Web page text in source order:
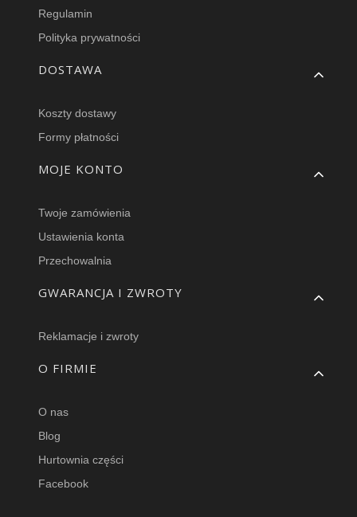
Regulamin
Polityka prywatności
DOSTAWA
Koszty dostawy
Formy płatności
MOJE KONTO
Twoje zamówienia
Ustawienia konta
Przechowalnia
GWARANCJA I ZWROTY
Reklamacje i zwroty
O FIRMIE
O nas
Blog
Hurtownia części
Facebook